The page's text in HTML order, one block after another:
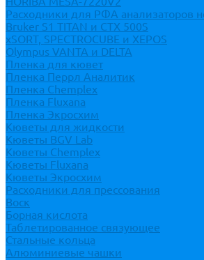
Расходники для РФА анализаторов
Bruker S1 TITAN и CTX 500S
xSORT, SPECTROCUBE и XEPOS
Olympus VANTA и DELTA
Пленка для кювет
Пленка Перрл Аналитик
Пленка Chemplex
Пленка Fluxana
Пленка Экросхим
Кюветы для жидкости
Кюветы BGV Lab
Кюветы Chemplex
Кюветы Fluxana
Кюветы Экросхим
Расходники для прессования
Воск
Борная кислота
Таблетированное связующее
Стальные кольца
Алюминиевые чашки